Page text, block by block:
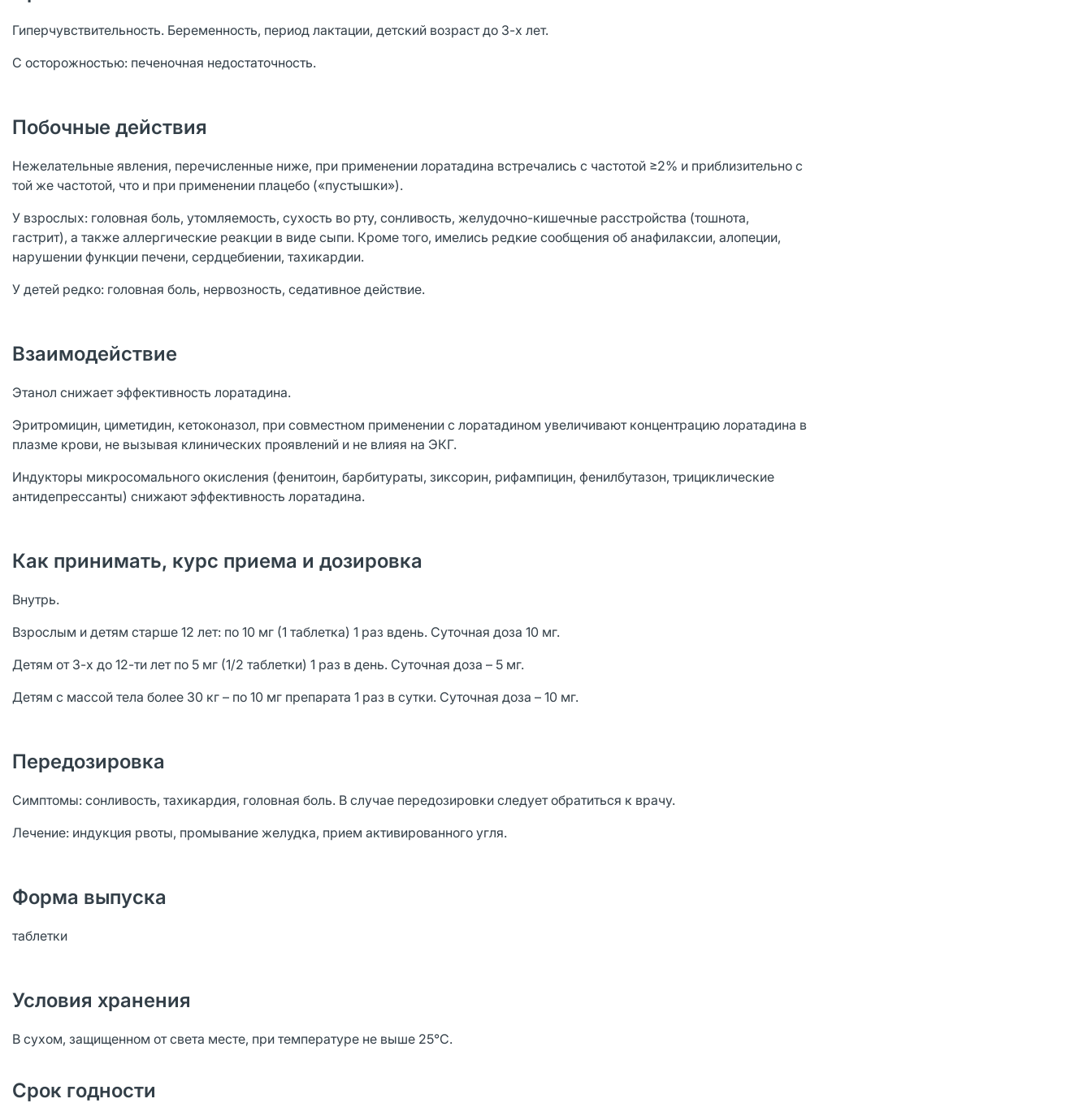
Гиперчувствительность. Беременность, период лактации, детский возраст до 3-х лет.
С осторожностью: печеночная недостаточность.
Побочные действия
Нежелательные явления, перечисленные ниже, при применении лоратадина встречались с частотой ≥2% и приблизительно с
той же частотой, что и при применении плацебо («пустышки»).
У взрослых: головная боль, утомляемость, сухость во рту, сонливость, желудочно-кишечные расстройства (тошнота,
гастрит), а также аллергические реакции в виде сыпи. Кроме того, имелись редкие сообщения об анафилаксии, алопеции,
нарушении функции печени, сердцебиении, тахикардии.
У детей редко: головная боль, нервозность, седативное действие.
Взаимодействие
Этанол снижает эффективность лоратадина.
Эритромицин, циметидин, кетоконазол, при совместном применении с лоратадином увеличивают концентрацию лоратадина в
плазме крови, не вызывая клинических проявлений и не влияя на ЭКГ.
Индукторы микросомального окисления (фенитоин, барбитураты, зиксорин, рифампицин, фенилбутазон, трициклические
антидепрессанты) снижают эффективность лоратадина.
Как принимать, курс приема и дозировка
Внутрь.
Взрослым и детям старше 12 лет: по 10 мг (1 таблетка) 1 раз вдень. Суточная доза 10 мг.
Детям от 3-х до 12-ти лет по 5 мг (1/2 таблетки) 1 раз в день. Суточная доза – 5 мг.
Детям с массой тела более 30 кг – по 10 мг препарата 1 раз в сутки. Суточная доза – 10 мг.
Передозировка
Симптомы: сонливость, тахикардия, головная боль. В случае передозировки следует обратиться к врачу.
Лечение: индукция рвоты, промывание желудка, прием активированного угля.
Форма выпуска
таблетки
Условия хранения
В сухом, защищенном от света месте, при температуре не выше 25°С.
Срок годности